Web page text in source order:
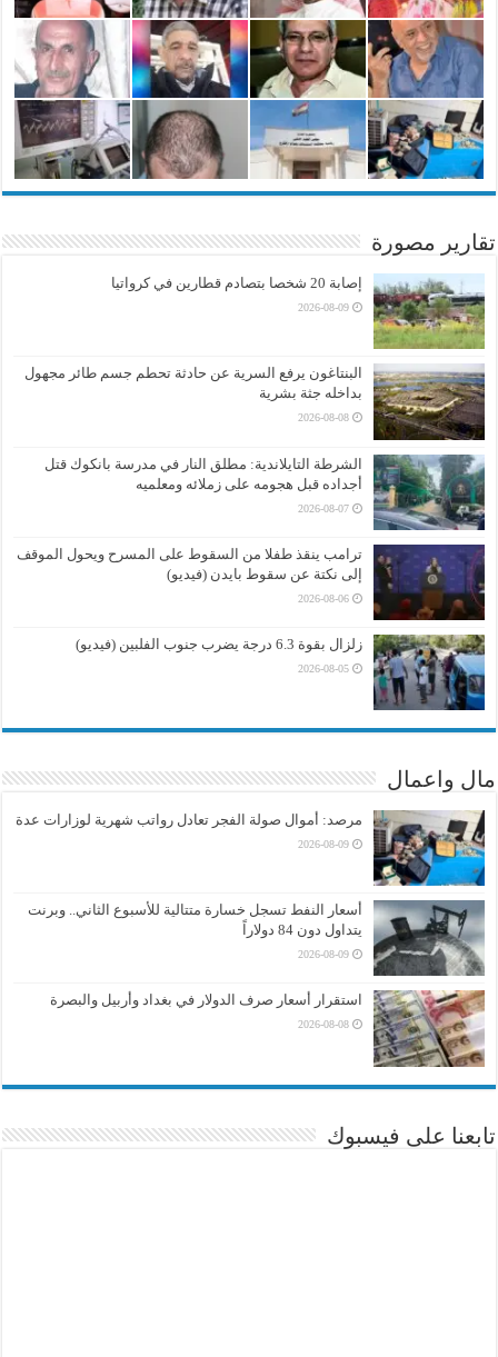
تقارير مصورة
إصابة 20 شخصا بتصادم قطارين في كرواتيا
2026-08-09
البنتاغون يرفع السرية عن حادثة تحطم جسم طائر مجهول
بداخله جثة بشرية
2026-08-08
الشرطة التايلاندية: مطلق النار في مدرسة بانكوك قتل
أجداده قبل هجومه على زملائه ومعلميه
2026-08-07
ترامب ينقذ طفلا من السقوط على المسرح ويحول الموقف
إلى نكتة عن سقوط بايدن (فيديو)
2026-08-06
زلزال بقوة 6.3 درجة يضرب جنوب الفلبين (فيديو)
2026-08-05
مال واعمال
مرصد: أموال صولة الفجر تعادل رواتب شهرية لوزارات عدة
2026-08-09
أسعار النفط تسجل خسارة متتالية للأسبوع الثاني.. وبرنت
يتداول دون 84 دولاراً
2026-08-09
استقرار أسعار صرف الدولار في بغداد وأربيل والبصرة
2026-08-08
تابعنا على فيسبوك